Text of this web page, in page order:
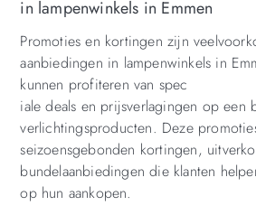
in lampenwinkels in Emmen
Promoties en kortingen zijn
aanbiedingen in lampenwinkels in
kunnen profiteren van spec
iale deals en prijsverlagingen op een
verlichtingsproducten. Deze
seizoensgebonden kortingen,
bundelaanbiedingen die klanten
op hun aankopen.